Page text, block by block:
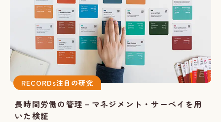
RECORDs注目の研究
長時間労働の管理－マネジメント・サーベイを用
いた検証